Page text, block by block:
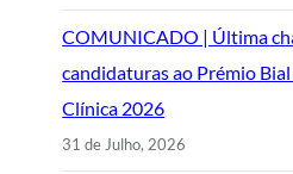
COMUNICADO | Última
candidaturas ao Prémio
Clínica 2026
31 de Julho, 2026